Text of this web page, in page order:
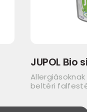
JUPOL Bio
beltéri